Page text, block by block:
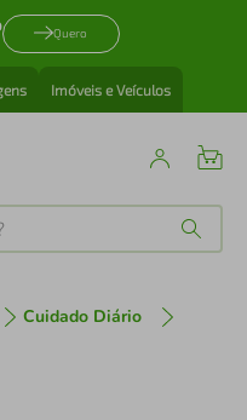
Quero
Imóveis e Veículos
Cuidado Diário